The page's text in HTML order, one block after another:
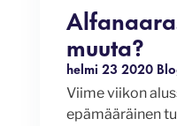
muuta?
helmi 23 2020
Viime viikon
epämääräinen